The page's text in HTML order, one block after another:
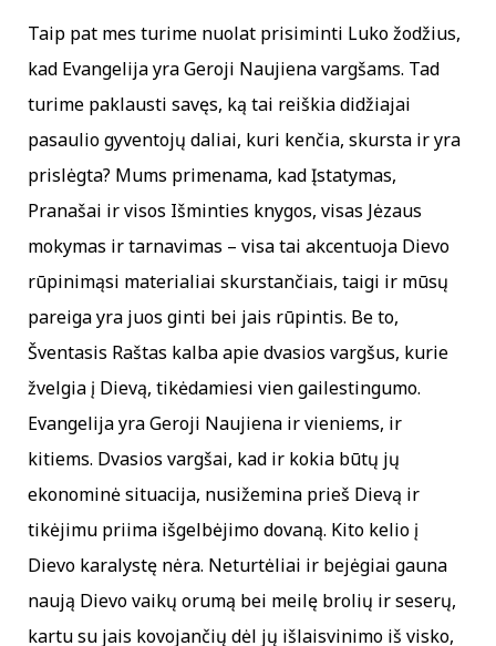
Taip pat mes turime nuolat prisiminti Luko žodžius,
kad Evangelija yra Geroji Naujiena vargšams. Tad
turime paklausti savęs, ką tai reiškia didžiajai
pasaulio gyventojų daliai, kuri kenčia, skursta ir yra
prislėgta? Mums primenama, kad Įstatymas,
Pranašai ir visos Išminties knygos, visas Jėzaus
mokymas ir tarnavimas – visa tai akcentuoja Dievo
rūpinimąsi materialiai skurstančiais, taigi ir mūsų
pareiga yra juos ginti bei jais rūpintis. Be to,
Šventasis Raštas kalba apie dvasios vargšus, kurie
žvelgia į Dievą, tikėdamiesi vien gailestingumo.
Evangelija yra Geroji Naujiena ir vieniems, ir
kitiems. Dvasios vargšai, kad ir kokia būtų jų
ekonominė situacija, nusižemina prieš Dievą ir
tikėjimu priima išgelbėjimo dovaną. Kito kelio į
Dievo karalystę nėra. Neturtėliai ir bejėgiai gauna
naują Dievo vaikų orumą bei meilę brolių ir seserų,
kartu su jais kovojančių dėl jų išlaisvinimo iš visko,